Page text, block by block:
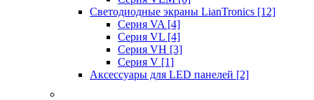
Светодиодные экраны LianTronics [12]
Серия VA [4]
Серия VL [4]
Серия VH [3]
Серия V [1]
Аксессуары для LED панелей [2]